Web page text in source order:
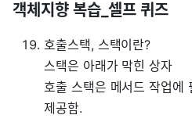
객체지향 복습_셀프 퀴즈
호출스택, 스택이란?
스택은 아래가 막힌 상자
호출 스택은 메서드 작업에
제공함.